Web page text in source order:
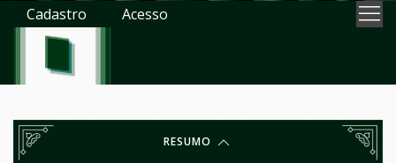
Cadastro Acesso
RESUMO